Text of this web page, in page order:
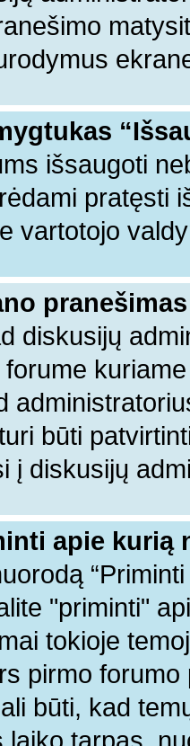
išsaugoti
pratęsti
vartotojo
diskusijų
būti
į diskusijų
apie kurią
"priminti"
tokioje
pirmo
būti, kad